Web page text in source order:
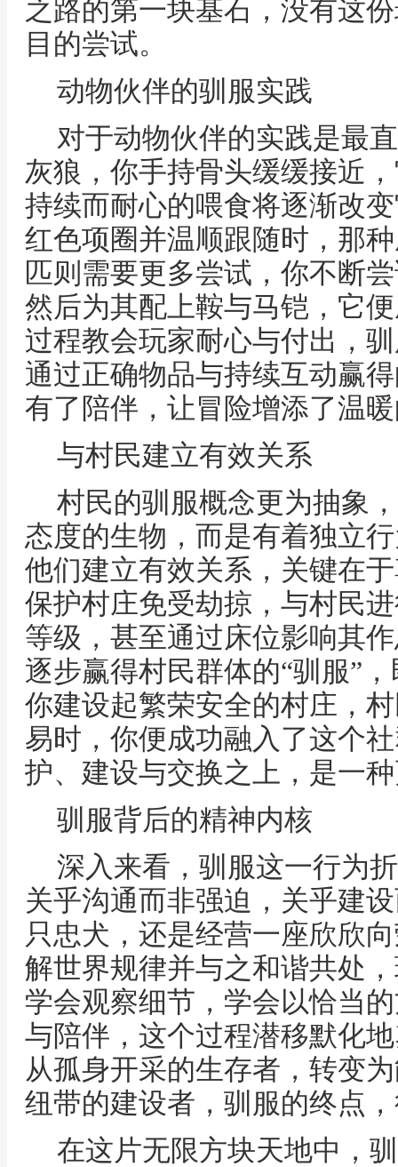
之路的第一块基石，没有这
目的尝试。
动物伙伴的驯服实践
对于动物伙伴的实践是最
灰狼，你手持骨头缓缓接近
持续而耐心的喂食将逐渐改
红色项圈并温顺跟随时，那
匹则需要更多尝试，你不断
然后为其配上鞍与马铠，它
过程教会玩家耐心与付出，
通过正确物品与持续互动赢
有了陪伴，让冒险增添了温
与村民建立有效关系
村民的驯服概念更为抽象
态度的生物，而是有着独立
他们建立有效关系，关键在
保护村庄免受劫掠，与村民
等级，甚至通过床位影响其
逐步赢得村民群体的“驯服”
你建设起繁荣安全的村庄，
易时，你便成功融入了这个
护、建设与交换之上，是一
驯服背后的精神内核
深入来看，驯服这一行为
关乎沟通而非强迫，关乎建
只忠犬，还是经营一座欣欣
解世界规律并与之和谐共处
学会观察细节，学会以恰当
与陪伴，这个过程潜移默化
从孤身开采的生存者，转变
纽带的建设者，驯服的终点
在这片无限方块天地中，